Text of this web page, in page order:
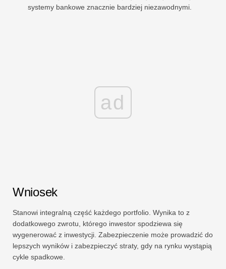
systemy bankowe znacznie bardziej niezawodnymi.
ad
Wniosek
Stanowi integralną część każdego portfolio. Wynika to z
dodatkowego zwrotu, którego inwestor spodziewa się
wygenerować z inwestycji. Zabezpieczenie może prowadzić do
lepszych wyników i zabezpieczyć straty, gdy na rynku wystąpią
cykle spadkowe.